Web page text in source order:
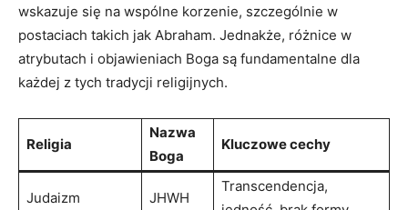
wskazuje‌ się ⁢na wspólne ⁢korzenie,⁢ szczególnie w
postaciach⁤ takich jak ‌Abraham. Jednakże, różnice w
atrybutach ​i objawieniach Boga są fundamentalne dla
każdej z‌ tych⁣ tradycji religijnych.
Religia
Nazwa‌
Boga
Kluczowe cechy
Judaizm JHWH
Transcendencja,